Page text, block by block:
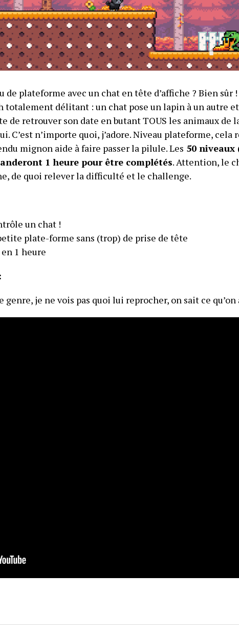
de plateforme avec un chat en tête d’affiche ? Bien sûr
totalement délitant : un chat pose un lapin à un autre
de retrouver son date en butant TOUS les animaux de
C’est n’importe quoi, j’adore. Niveau plateforme, cela
mignon aide à faire passer la pilule. Les 50 niveaux
1 heure pour être complétés. Attention, le
de quoi relever la difficulté et le challenge.
un chat !
plate-forme sans (trop) de prise de tête
en 1 heure
genre, je ne vois pas quoi lui reprocher, on sait ce